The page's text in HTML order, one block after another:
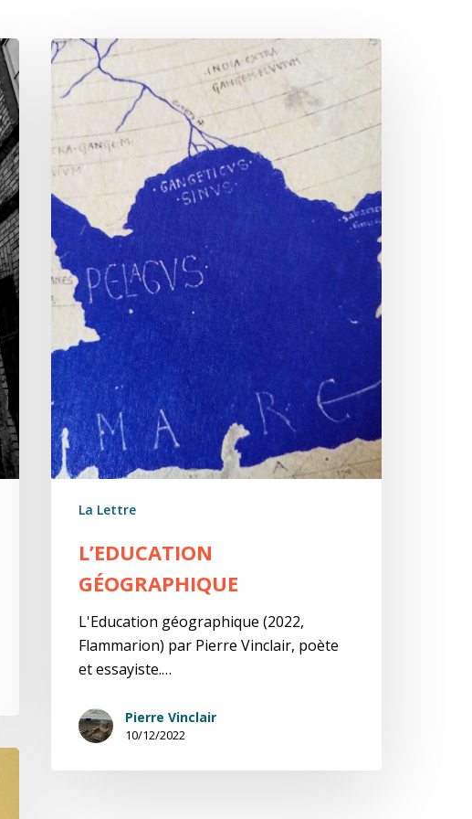
L’Education
géographique
La Lettre
L’EDUCATION
GÉOGRAPHIQUE
L'Education géographique (2022,
Flammarion) par Pierre Vinclair, poète
et essayiste.…
Pierre Vinclair
10/12/2022